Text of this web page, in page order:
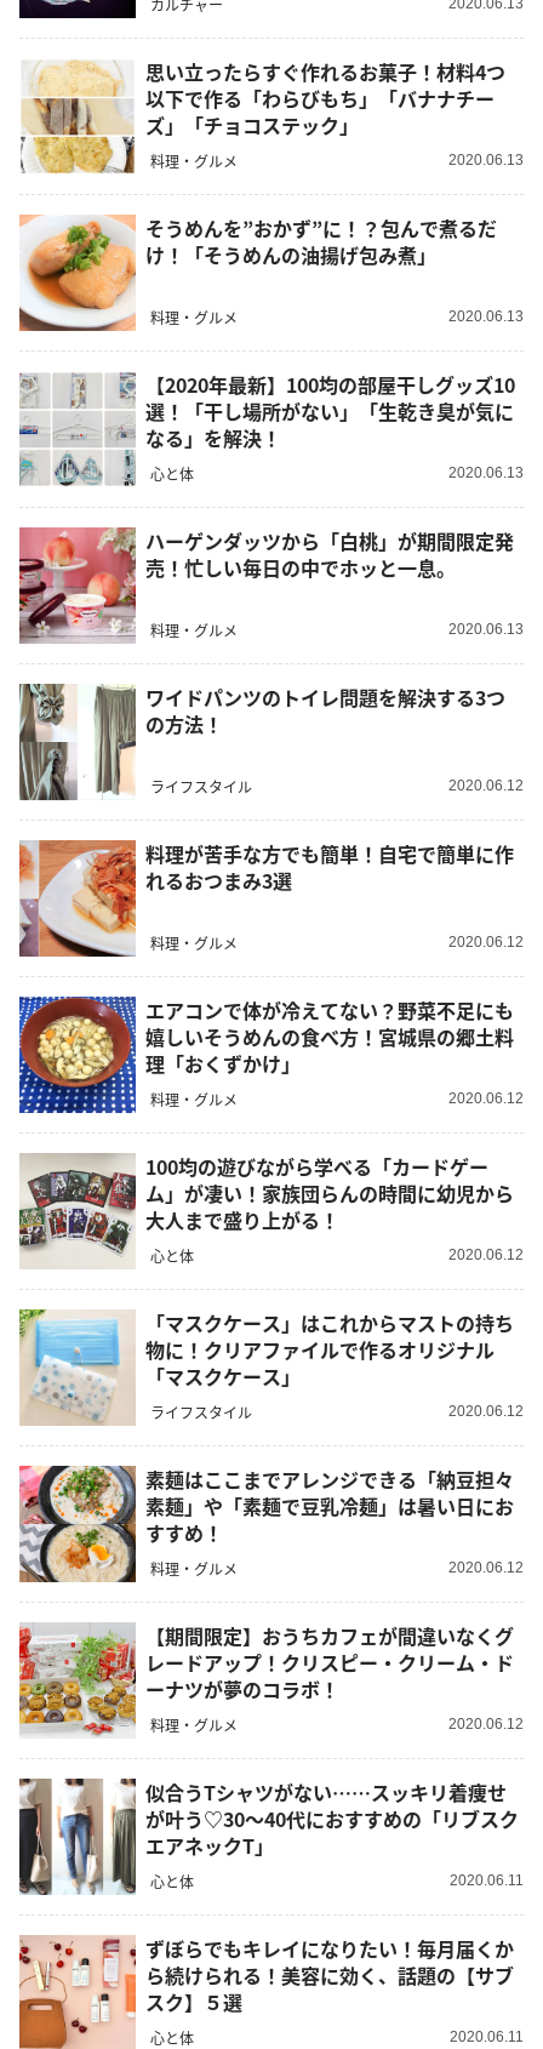
思い立ったらすぐ作れるお菓子！材料4つ
以下で作る「わらびもち」「バナナチー
ズ」「チョコステック」
料理・グルメ 2020.06.13
そうめんを”おかず”に！？包んで煮るだ
け！「そうめんの油揚げ包み煮」
料理・グルメ 2020.06.13
【2020年最新】100均の部屋干しグッズ10
選！「干し場所がない」「生乾き臭が気に
なる」を解決！
心と体 2020.06.13
ハーゲンダッツから「白桃」が期間限定発
売！忙しい毎日の中でホッと一息。
料理・グルメ 2020.06.13
ワイドパンツのトイレ問題を解決する3つ
の方法！
ライフスタイル 2020.06.12
料理が苦手な方でも簡単！自宅で簡単に作
れるおつまみ3選
料理・グルメ 2020.06.12
エアコンで体が冷えてない？野菜不足にも
嬉しいそうめんの食べ方！宮城県の郷土料
理「おくずかけ」
料理・グルメ 2020.06.12
100均の遊びながら学べる「カードゲー
ム」が凄い！家族団らんの時間に幼児から
大人まで盛り上がる！
心と体 2020.06.12
「マスクケース」はこれからマストの持ち
物に！クリアファイルで作るオリジナル
「マスクケース」
ライフスタイル 2020.06.12
素麺はここまでアレンジできる「納豆担々
素麺」や「素麺で豆乳冷麺」は暑い日にお
すすめ！
料理・グルメ 2020.06.12
【期間限定】おうちカフェが間違いなくグ
レードアップ！クリスピー・クリーム・ド
ーナツが夢のコラボ！
料理・グルメ 2020.06.12
似合うTシャツがない……スッキリ着痩せ
が叶う♡30〜40代におすすめの「リブスク
エアネックT」
心と体 2020.06.11
ずぼらでもキレイになりたい！毎月届くか
ら続けられる！美容に効く、話題の【サブ
スク】５選
心と体 2020.06.11